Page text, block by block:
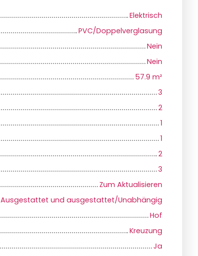
Elektrisch
PVC/Doppelverglasung
Nein
Nein
57.9 m²
3
2
1
1
2
3
Zum Aktualisieren
Ausgestattet und ausgestattet/Unabhängig
Hof
Kreuzung
Ja